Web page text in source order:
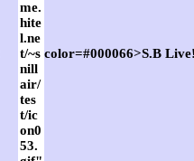
me.
hite
l.ne
t/~s
nill
air/
tes
t/ic
on0
53.
color=#000066>S.B